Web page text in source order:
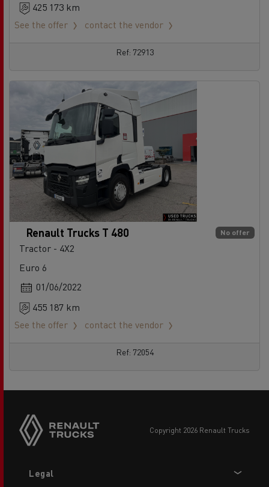
425 173 km
See the offer
contact the vendor
Ref: 72913
No offer
Renault Trucks T 480
Tractor - 4X2
Euro 6
01/06/2022
455 187 km
See the offer
contact the vendor
Ref: 72054
copyright 2026 Renault Trucks
menu
Legal